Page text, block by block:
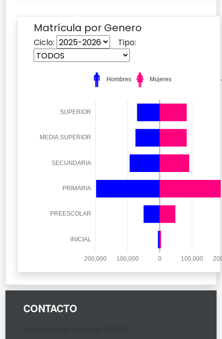
Matrícula por Genero
Ciclo: Tipo:
CONTACTO